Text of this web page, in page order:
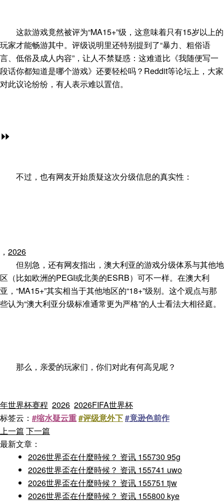
这款游戏竟然被评为“MA15+”级，这意味着只有15岁以上的
玩家才能畅游其中。评级说明里还特别提到了“暴力、粗俗语
言、低俗及成人内容”，让人不禁疑惑：这难道比《我随便写一
段话你都知道是哪个游戏》还要轻松吗？Reddit等论坛上，大家
对此议论纷纷，有人表示难以置信。
⏩
不过，也有网友开始质疑这次分级信息的真实性：
， 2026
但别急，还有网友指出，澳大利亚的游戏分级体系与其他地
区（比如欧洲的PEGI或北美的ESRB）可不一样。在澳大利
亚，“MA15+”其实相当于其他地区的“18+”级别。这个观点与那
些认为“澳大利亚分级标准通常更为严格”的人士看法大相径庭。
那么，亲爱的玩家们，你们对此有何高见呢？
年世界杯赛程 2026 2026FIFA世界杯
标签云： #缩水疑云重#评级意外下#竟逊色前作
上一篇 下一篇
最新文章：
2026世界盃在什麼時候？ 资讯 155730 95g
2026世界盃在什麼時候？ 资讯 155741 uwo
2026世界盃在什麼時候？ 资讯 155751 tjw
2026世界盃在什麼時候？ 资讯 155800 kye